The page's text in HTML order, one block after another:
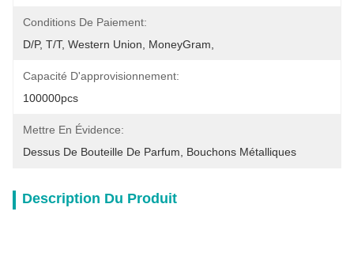
Conditions De Paiement:
D/P, T/T, Western Union, MoneyGram,
Capacité D'approvisionnement:
100000pcs
Mettre En Évidence:
Dessus De Bouteille De Parfum
Bouchons Métalliques
Description Du Produit